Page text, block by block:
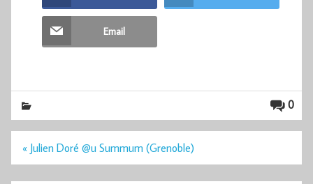
Email
0
Navigation
de
« Julien Doré @u Summum (Grenoble)